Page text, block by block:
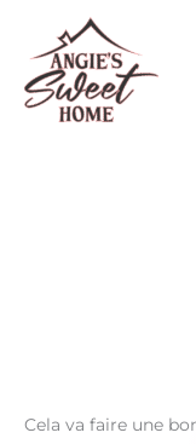
contenu
Cela va faire une